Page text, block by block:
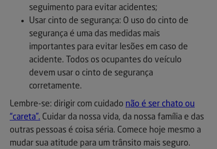
seguimento para evitar acidentes;
Usar cinto de segurança: O uso do cinto de
segurança é uma das medidas mais
importantes para evitar lesões em caso de
acidente. Todos os ocupantes do veículo
devem usar o cinto de segurança
corretamente.
Lembre-se: dirigir com cuidado não é ser chato ou
“careta”. Cuidar da nossa vida, da nossa família e das
outras pessoas é coisa séria. Comece hoje mesmo a
mudar sua atitude para um trânsito mais seguro.